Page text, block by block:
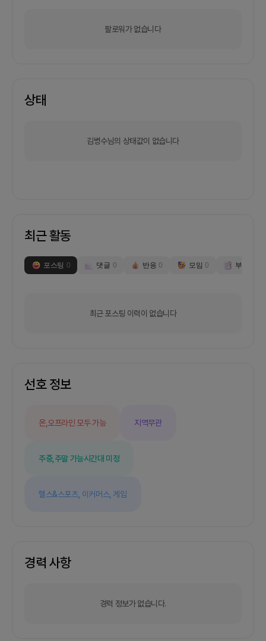
팔로워가 없습니다
상태
김병수님의 상태값이 없습니다
최근 활동
포스팅 0 댓글 0 반응 0 모임 0 부스
최근 포스팅 이력이 없습니다
선호 정보
온,오프라인 모두 가능 지역무관
주중,주말 가능시간대 미정
헬스&스포츠, 이커머스, 게임
경력 사항
경력 정보가 없습니다.